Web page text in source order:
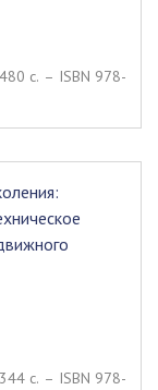
c. – ISBN 978-
c. – ISBN 978-